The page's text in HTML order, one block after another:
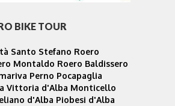
BIKE TOUR
Santo Stefano Roero
Montaldo Roero Baldissero
Perno Pocapaglia
Vittoria d'Alba Monticello
d'Alba Piobesi d'Alba